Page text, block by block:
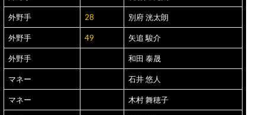
外野手 28 別府 洸太朗
外野手 49 矢追 駿介
外野手 和田 泰晟
マネー 石井 悠人
マネー 木村 舞穂子